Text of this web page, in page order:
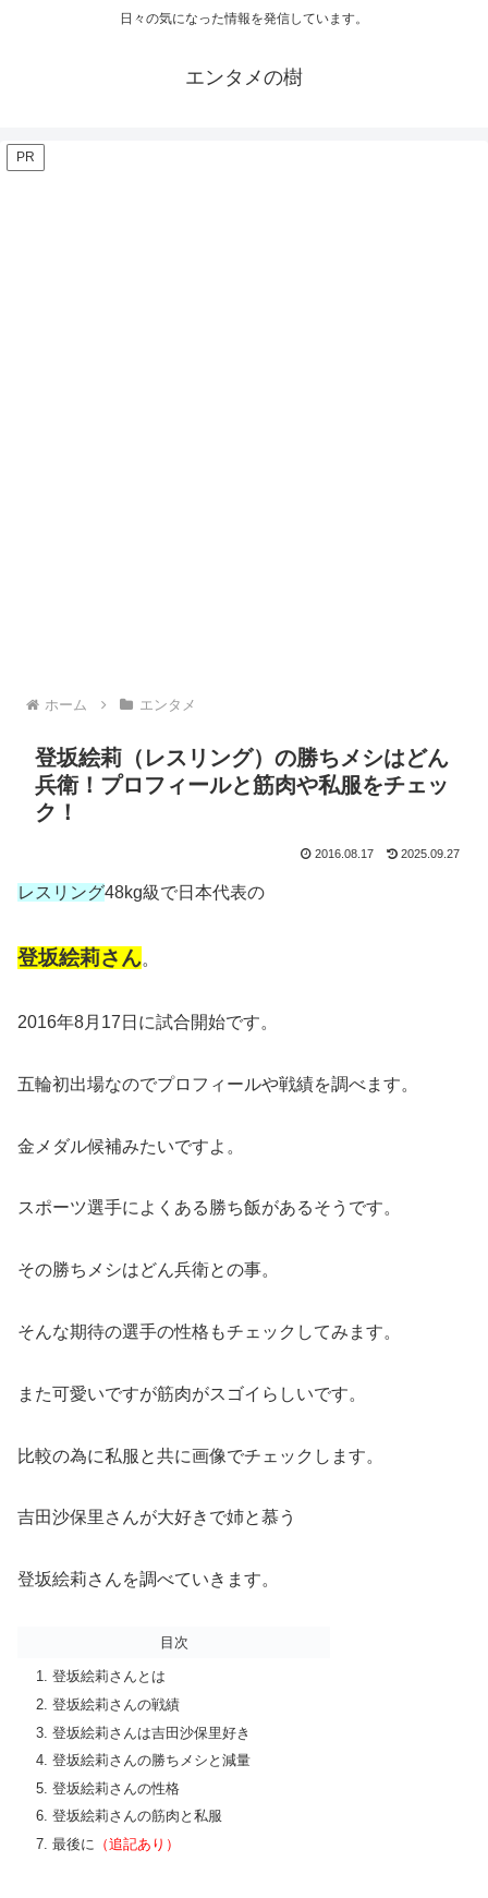
日々の気になった情報を発信しています。
エンタメの樹
PR
ホーム エンタメ
登坂絵莉（レスリング）の勝ちメシはどん
兵衛！プロフィールと筋肉や私服をチェッ
ク！
2016.08.17 2025.09.27
レスリング48kg級で日本代表の
登坂絵莉さん。
2016年8月17日に試合開始です。
五輪初出場なのでプロフィールや戦績を調べます。
金メダル候補みたいですよ。
スポーツ選手によくある勝ち飯があるそうです。
その勝ちメシはどん兵衛との事。
そんな期待の選手の性格もチェックしてみます。
また可愛いですが筋肉がスゴイらしいです。
比較の為に私服と共に画像でチェックします。
吉田沙保里さんが大好きで姉と慕う
登坂絵莉さんを調べていきます。
目次
登坂絵莉さんとは
登坂絵莉さんの戦績
登坂絵莉さんは吉田沙保里好き
登坂絵莉さんの勝ちメシと減量
登坂絵莉さんの性格
登坂絵莉さんの筋肉と私服
最後に
（追記あり）